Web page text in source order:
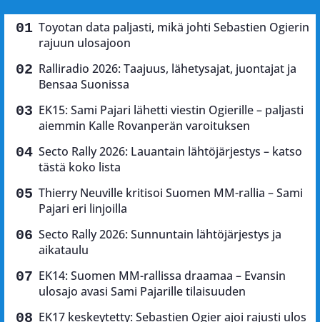
Toyotan data paljasti, mikä johti Sebastien Ogierin
rajuun ulosajoon
Ralliradio 2026: Taajuus, lähetysajat, juontajat ja
Bensaa Suonissa
EK15: Sami Pajari lähetti viestin Ogierille – paljasti
aiemmin Kalle Rovanperän varoituksen
Secto Rally 2026: Lauantain lähtöjärjestys – katso
tästä koko lista
Thierry Neuville kritisoi Suomen MM-rallia – Sami
Pajari eri linjoilla
Secto Rally 2026: Sunnuntain lähtöjärjestys ja
aikataulu
EK14: Suomen MM-rallissa draamaa – Evansin
ulosajo avasi Sami Pajarille tilaisuuden
EK17 keskeytetty: Sebastien Ogier ajoi rajusti ulos